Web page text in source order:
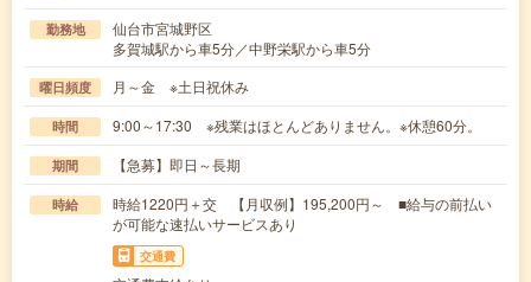
勤務地
仙台市宮城野区
多賀城駅から車5分／中野栄駅から車5分
曜日頻度 月～金 ※土日祝休み
時間 9:00～17:30 ※残業はほとんどありません。※休憩60分。
期間 【急募】即日～長期
時給
時給1220円＋交 【月収例】195,200円～ ■給与の前払い
が可能な速払いサービスあり
交通費